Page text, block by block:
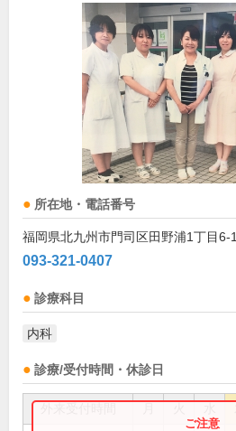
所在地・電話番号
福岡県北九州市門司区田野浦1丁目6-1
093-321-0407
診療科目
内科
診療/受付時間・休診日